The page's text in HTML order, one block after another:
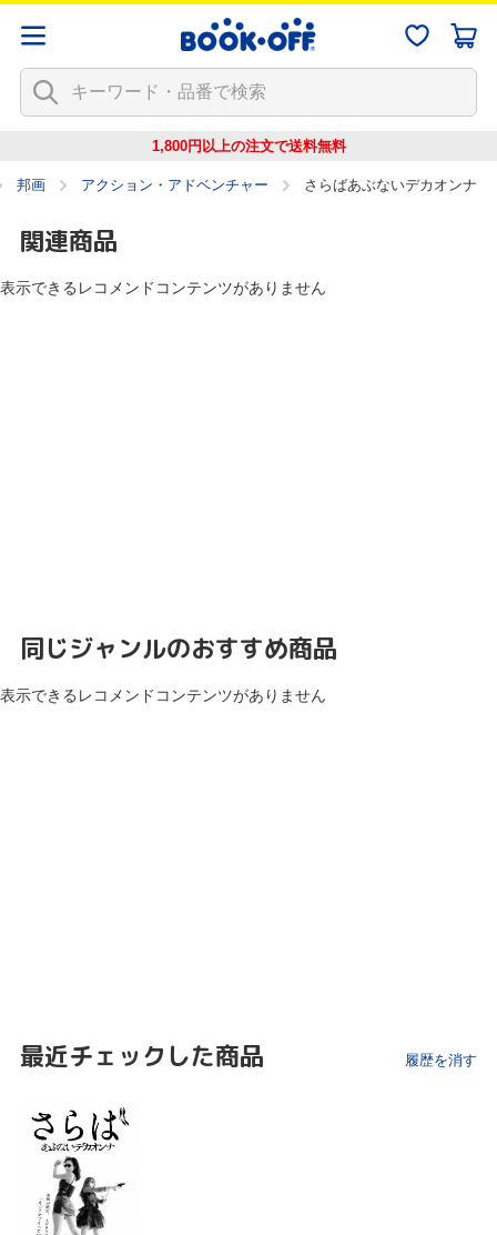
1,800円以上の注文で送料無料
邦画 アクション・アドベンチャー さらばあぶないデカオンナ
関連商品
表示できるレコメンドコンテンツがありません
同じジャンルのおすすめ商品
表示できるレコメンドコンテンツがありません
最近チェックした商品 履歴を消す